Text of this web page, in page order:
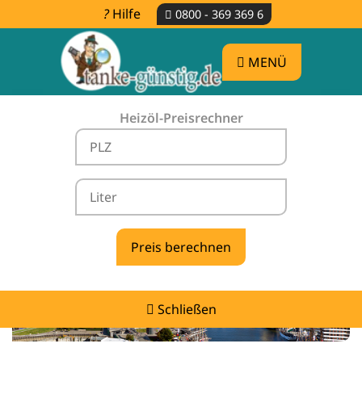
Hilfe 0800 - 369 369 6
MENÜ
Heizöl-Preisrechner
Schließen
Heizölpreise Dötlingen -
vergleichen & günstig tanken